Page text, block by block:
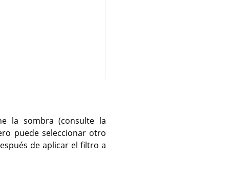
la sombra (consulte la
puede seleccionar otro
de aplicar el filtro a